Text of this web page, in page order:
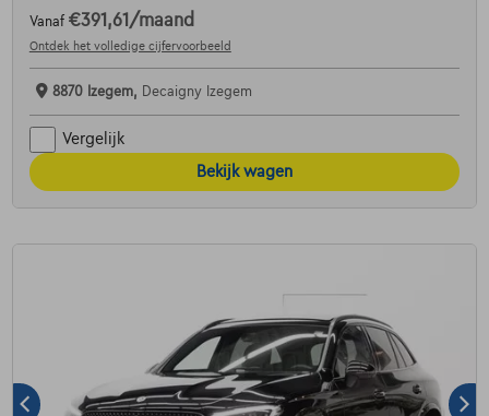
Vanaf €391,61 /maand
Ontdek het volledige cijfervoorbeeld
8870 Izegem, Decaigny Izegem
Vergelijk
Bekijk wagen